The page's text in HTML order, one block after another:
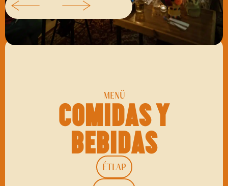
MENÜ
Comidas y
bebidas
ÉTLAP